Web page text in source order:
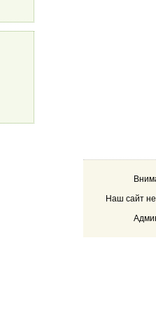
Наш сайт